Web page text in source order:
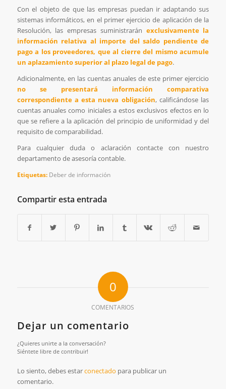
Con el objeto de que las empresas puedan ir adaptando sus
sistemas informáticos, en el primer ejercicio de aplicación de la
Resolución, las empresas suministrarán exclusivamente la
información relativa al importe del saldo pendiente de
pago a los proveedores, que al cierre del mismo acumule
un aplazamiento superior al plazo legal de pago.
Adicionalmente, en las cuentas anuales de este primer ejercicio
no se presentará información comparativa
correspondiente a esta nueva obligación, calificándose las
cuentas anuales como iniciales a estos exclusivos efectos en lo
que se refiere a la aplicación del principio de uniformidad y del
requisito de comparabilidad.
Para cualquier duda o aclaración contacte con nuestro
departamento de asesoría contable.
Etiquetas: Deber de información
Compartir esta entrada
0
COMENTARIOS
Dejar un comentario
¿Quieres unirte a la conversación?
Siéntete libre de contribuir!
Lo siento, debes estarconectado para publicar un
comentario.